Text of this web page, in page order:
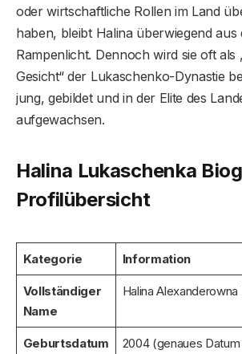
oder wirtschaftliche Rollen im Land
haben, bleibt Halina überwiegend aus
Rampenlicht. Dennoch wird sie oft als
Gesicht“ der Lukaschenko-Dynastie
jung, gebildet und in der Elite des
aufgewachsen.
Halina Lukaschenka
Profilübersicht
Kategorie Information
Vollständiger
Name
Halina
Geburtsdatum
2004 (genaues